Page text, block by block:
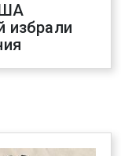
избрали